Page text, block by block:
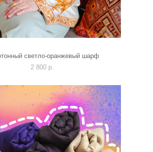
светло-оранжевый шарф
2 800 p.